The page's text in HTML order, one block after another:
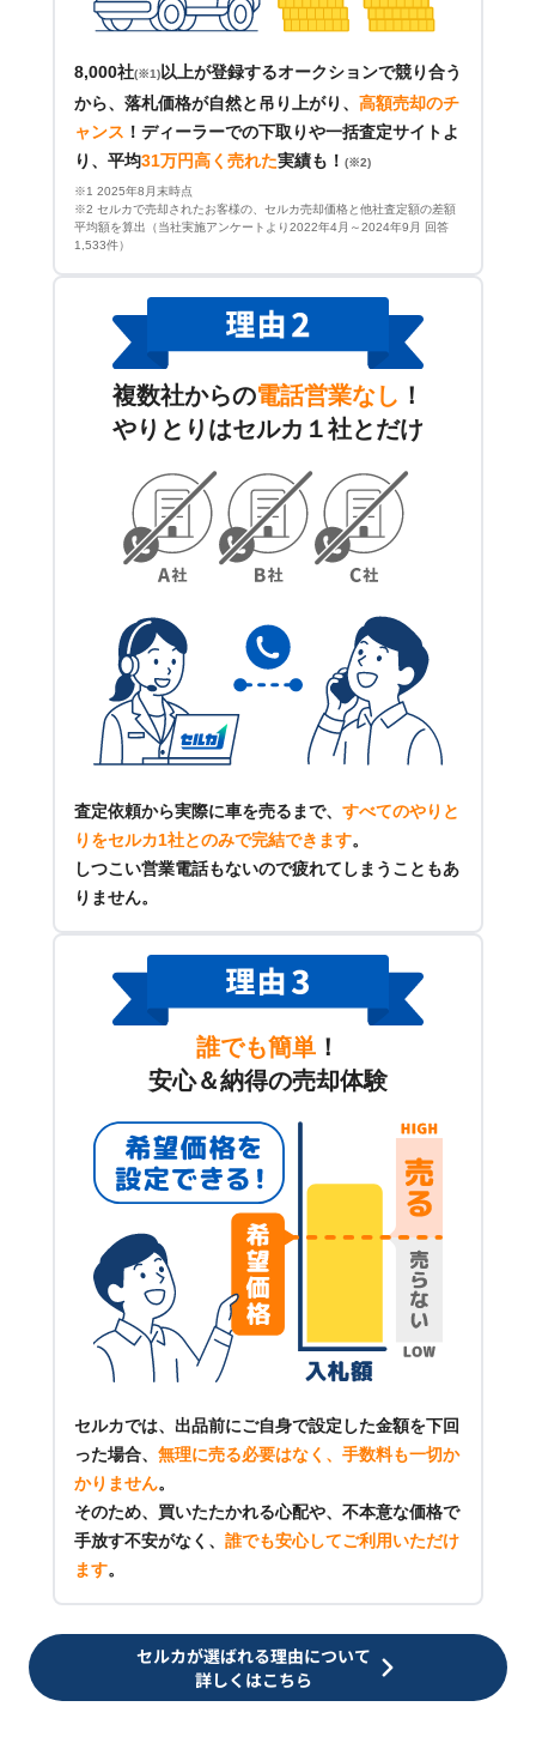
8,000社(※1) 以上が登録するオークションで競り合う
から、落札価格が自然と吊り上がり、 高額売却のチ
ャンス ！ ディーラーでの下取りや一括査定サイトよ
り、平均31万円高く売れた実績も！ (※2)
※1 2025年8月末時点
※2 セルカで売却されたお客様の、セルカ売却価格と他社査定額の差額
平均額を算出（当社実施アンケートより2022年4月～2024年9月 回答
1,533件）
複数社からの電話営業なし ！
やりとりはセルカ１社とだけ
査定依頼から実際に車を売るまで、 すべてのやりと
りをセルカ1社とのみで完結できます。
しつこい営業電話もないので疲れてしまうこともあ
りません。
誰でも簡単 ！
安心＆納得の売却体験
セルカでは、出品前にご自身で設定した金額を下回
った場合、 無理に売る必要はなく、手数料も一切か
かりません。
そのため、買いたたかれる心配や、不本意な価格で
手放す不安がなく、 誰でも安心してご利用いただけ
ます。
セルカが選ばれる理由について
詳しくはこちら